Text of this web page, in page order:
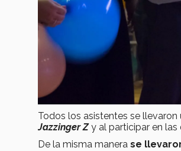
Todos los asistentes se
Jazzinger Zy al participar en
De la misma manera se